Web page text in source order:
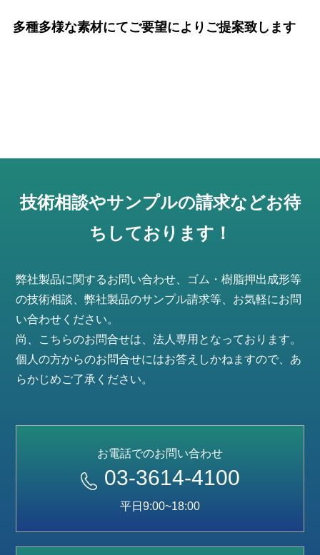
多種多様な素材にてご要望によりご提案致します
技術相談やサンプルの請求などお待
ちしております！
弊社製品に関するお問い合わせ、ゴム・樹脂押出成形等
の技術相談、弊社製品のサンプル請求等、お気軽にお問
い合わせください。
尚、こちらのお問合せは、法人専用となっております。
個人の方からのお問合せにはお答えしかねますので、あ
らかじめご了承ください。
お電話でのお問い合わせ
03-3614-4100
平日9:00~18:00